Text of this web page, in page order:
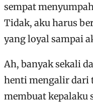
sempat
Tidak, aku harus
yang loyal sampai
Ah, banyak sekali
henti mengalir dari
membuat kepalaku